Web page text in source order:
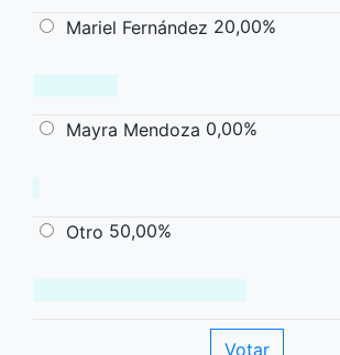
Mariel Fernández 20,00%
Mayra Mendoza 0,00%
Otro 50,00%